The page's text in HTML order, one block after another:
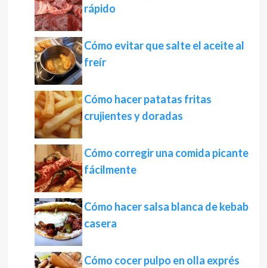
rápido
Cómo evitar que salte el aceite al
freír
Cómo hacer patatas fritas
crujientes y doradas
Cómo corregir una comida picante
fácilmente
Cómo hacer salsa blanca de kebab
casera
Cómo cocer pulpo en olla exprés